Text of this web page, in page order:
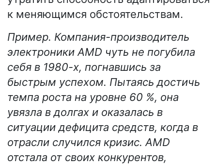
к меняющимся обстоятельствам.
Пример. Компания-производитель
электроники AMD чуть не погубила
себя в 1980-х, погнавшись за
быстрым успехом. Пытаясь достичь
темпа роста на уровне 60 %, она
увязла в долгах и оказалась в
ситуации дефицита средств, когда в
отрасли случился кризис. AMD
отстала от своих конкурентов,